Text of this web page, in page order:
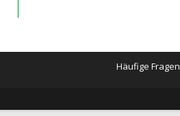
Häufige Fragen